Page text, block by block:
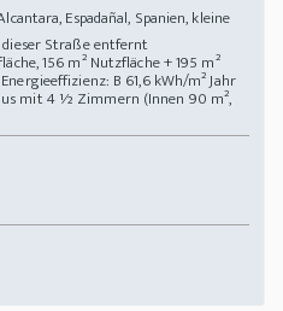
Espadañal, Spanien, kleine
dieser Straße entfernt
156 m² Nutzfläche + 195 m²
B 61,6 kWh/m² Jahr
mit 4 ½ Zimmern (Innen 90 m²,